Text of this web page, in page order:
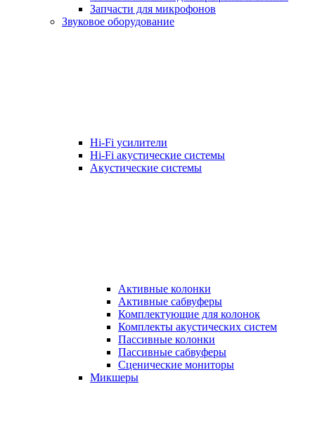
Запчасти для микрофонов
Звуковое оборудование
Hi-Fi усилители
Hi-Fi акустические системы
Акустические системы
Активные колонки
Активные сабвуферы
Комплектующие для колонок
Комплекты акустических систем
Пассивные колонки
Пассивные сабвуферы
Сценические мониторы
Микшеры